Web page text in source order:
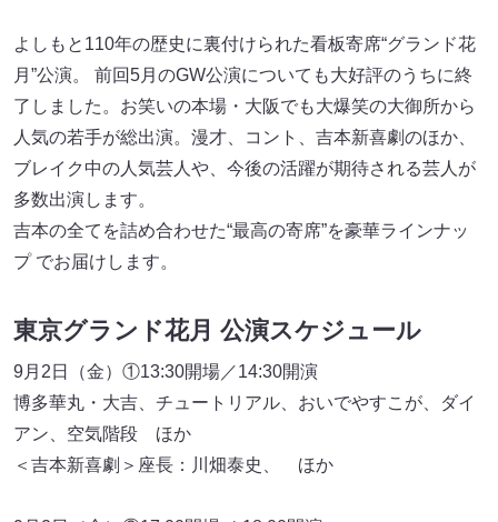
よしもと110年の歴史に裏付けられた看板寄席“グランド花
月”公演。 前回5月のGW公演についても大好評のうちに終
了しました。お笑いの本場・大阪でも大爆笑の大御所から
人気の若手が総出演。漫才、コント、吉本新喜劇のほか、
ブレイク中の人気芸人や、今後の活躍が期待される芸人が
多数出演します。
吉本の全てを詰め合わせた“最高の寄席”を豪華ラインナッ
プ でお届けします。
東京グランド花月 公演スケジュール
9月2日（金）①13:30開場／14:30開演
博多華丸・大吉、チュートリアル、おいでやすこが、ダイ
アン、空気階段 ほか
＜吉本新喜劇＞座長：川畑泰史、 ほか